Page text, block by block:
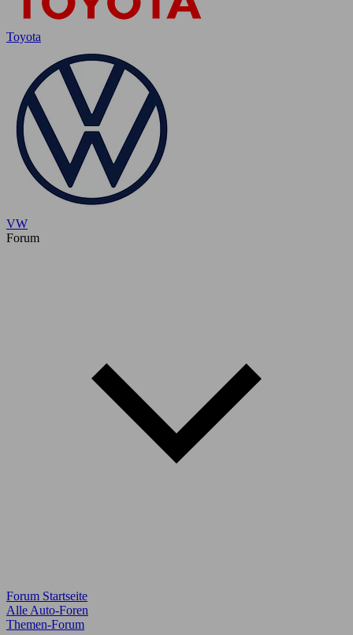
Toyota
VW
Forum
Forum Startseite
Alle Auto-Foren
Themen-Forum